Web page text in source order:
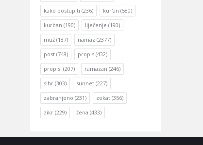
kako postupiti (236) kur'an (580)
kurban (190) liječenje (190)
muž (187) namaz (2377)
post (748) propis (432)
propisi (207) ramazan (246)
sihr (303) sunnet (227)
zabranjeno (231) zekat (356)
zikr (229) žena (433)